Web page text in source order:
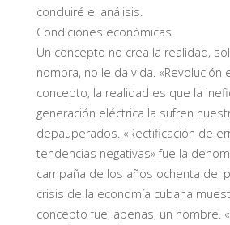
concluiré el análisis.
Condiciones económicas
Un concepto no crea la realidad,
nombra, no le da vida. «Revolución
concepto; la realidad es que la
generación eléctrica la sufren
depauperados. «Rectificación de
tendencias negativas» fue la
campaña de los años ochenta del
crisis de la economía cubana
concepto fue, apenas, un nombre.